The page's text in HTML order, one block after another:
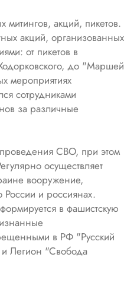
акций, пикетов.
акций, организованных
от пикетов в
до "Маршей
мероприятиях
сотрудниками
за различные
проведения СВО, при этом
осуществляет
вооружение,
России и россиянах.
в фашистскую
в РФ "Русский
и Легион "Свобода